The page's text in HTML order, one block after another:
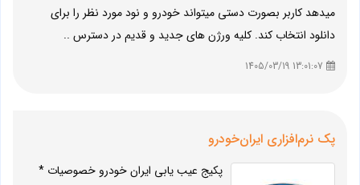
میدهد کاربر بصورت دستی میتواند خودرو و نود مورد نظر را برای
دانلود انتخاب کند. کلیه ورژن های جدید و قدیم در دسترس ..
پک نرم‌افزاری ایران‌خودرو
پکیج عیب یابی ایران خودرو خصوصیات *